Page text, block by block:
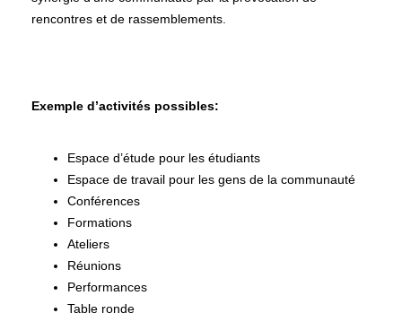
rencontres et de rassemblements.
Exemple d’activités possibles:
Espace d’étude pour les étudiants
Espace de travail pour les gens de la communauté
Conférences
Formations
Ateliers
Réunions
Performances
Table ronde